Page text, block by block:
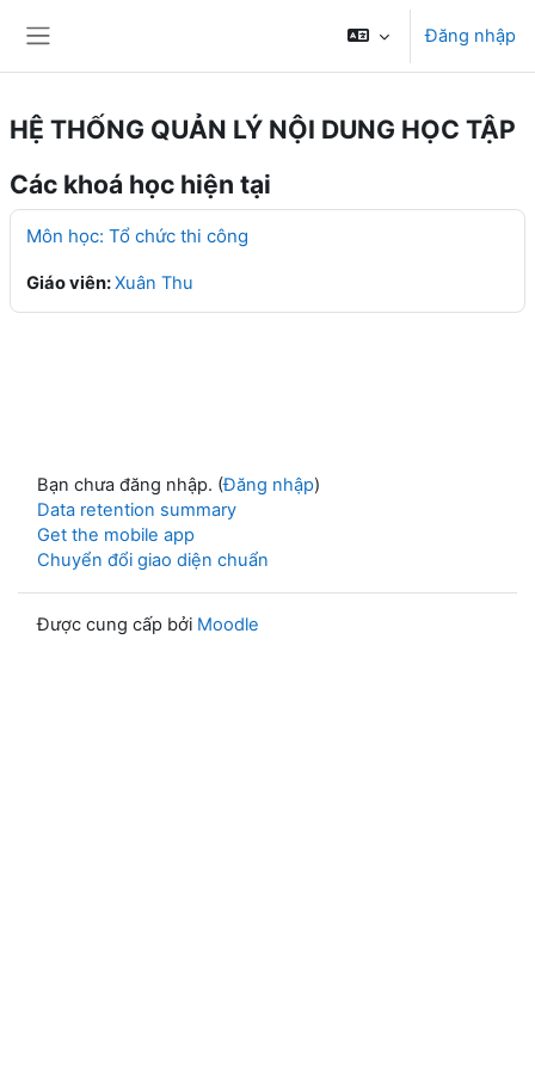
Đăng nhập
HỆ THỐNG QUẢN LÝ NỘI DUNG HỌC TẬP
Các khoá học hiện tại
Môn học: Tổ chức thi công
Giáo viên:Xuân Thu
Bạn chưa đăng nhập. (Đăng nhập)
Data retention summary
Get the mobile app
Chuyển đổi giao diện chuẩn
Được cung cấp bởi Moodle